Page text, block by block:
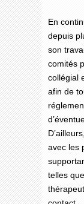
En
depuis
son
comités
collégial
afin de
avec les
telles